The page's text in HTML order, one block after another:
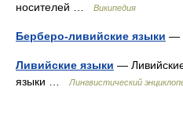
носителей …
Википедия
Берберо-ливийские языки —
Ливийские языки —
языки …
Лингвистический